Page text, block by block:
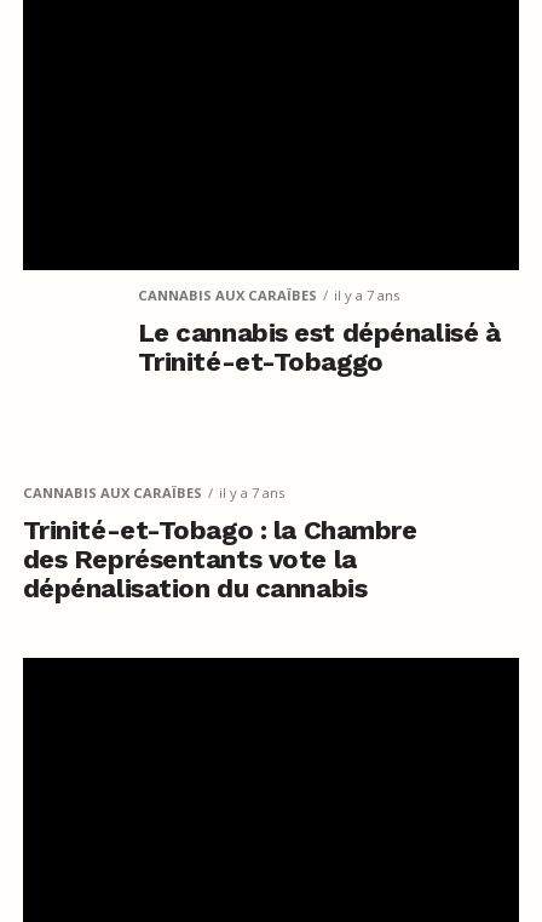
CANNABIS AUX CARAÏBES il y a 7 ans
Le cannabis est dépénalisé à
Trinité-et-Tobaggo
CANNABIS AUX CARAÏBES il y a 7 ans
Trinité-et-Tobago : la Chambre
des Représentants vote la
dépénalisation du cannabis